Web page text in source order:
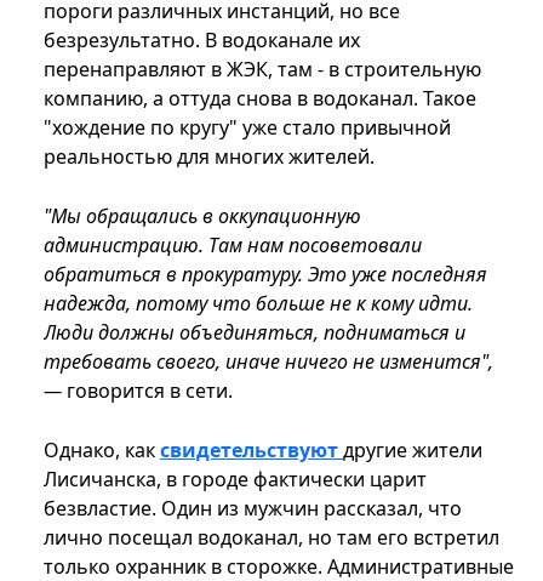
пороги различных инстанций, но все
безрезультатно. В водоканале их
перенаправляют в ЖЭК, там - в строительную
компанию, а оттуда снова в водоканал. Такое
"хождение по кругу" уже стало привычной
реальностью для многих жителей.
"Мы обращались в оккупационную
администрацию. Там нам посоветовали
обратиться в прокуратуру. Это уже последняя
надежда, потому что больше не к кому идти.
Люди должны объединяться, подниматься и
требовать своего, иначе ничего не изменится",
— говорится в сети.
Однако, каксвидетельствуютдругие жители
Лисичанска, в городе фактически царит
безвластие. Один из мужчин рассказал, что
лично посещал водоканал, но там его встретил
только охранник в сторожке. Административные